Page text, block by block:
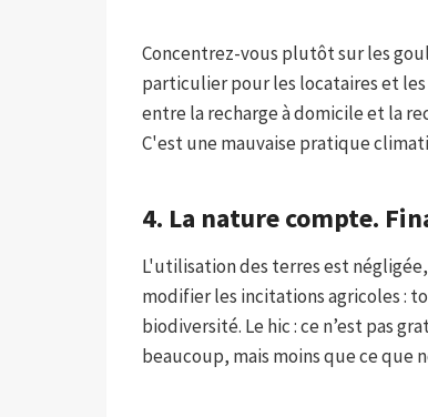
Concentrez-vous plutôt sur les
particulier pour les locataires et
entre la recharge à domicile et la
C'est une mauvaise pratique
4. La nature compte.
L'utilisation des terres est
modifier les incitations agricoles :
biodiversité. Le hic : ce n’est pas
beaucoup, mais moins que ce que